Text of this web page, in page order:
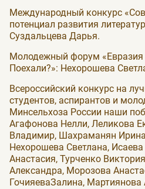
Международный конкурс
потенциал развития
Суздальцева Дарья.
Молодежный форум «Евразия
Поехали?»: Нехорошева
Всероссийский конкурс на
студентов, аспирантов и
Минсельхоза России наши
Агафонова Нелли, Леликова
Владимир, Шахраманян
Нехорошева Светлана,
Анастасия, Турченко
Александра, Морозова
ГочияеваЗалина, Мартиянова